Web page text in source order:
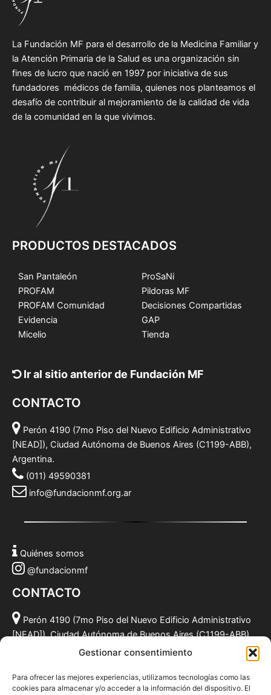
Gestionar consentimiento
Para ofrecer las mejores experiencias, utilizamos tecnologías como las
cookies para almacenar y/o acceder a la información del dispositivo. El
La Fundación MF para el desarrollo de la Medicina Familiar y
la Atención Primaria de la Salud es una organización sin
fines de lucro que nació en 1997 por iniciativa de sus
fundadores médicos de familia, quienes nos planteamos el
desafío de contribuir al mejoramiento de la calidad de vida
de la comunidad en la que vivimos.
PRODUCTOS DESTACADOS
San Pantaleón
PROFAM
PROFAM Comunidad
Evidencia
Micelio
ProSaNi
Pildoras MF
Decisiones Compartidas
GAP
Tienda
Ir al sitio anterior de Fundación MF
CONTACTO
Perón 4190 (7mo Piso del Nuevo Edificio Administrativo
[NEAD]), Ciudad Autónoma de Buenos Aires (C1199-ABB),
Argentina.
(011) 49590381
info@fundacionmf.org.ar
Quiénes somos
@fundacionmf
CONTACTO
Perón 4190 (7mo Piso del Nuevo Edificio Administrativo
[NEAD]), Ciudad Autónoma de Buenos Aires (C1199-ABB),
info@fundacionmf.org.ar